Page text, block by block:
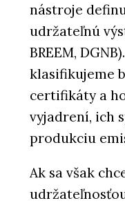
nástroje
udržateľnú
BREEM,
klasifikujeme
certifikáty a
vyjadrení, ich
produkciu
Ak sa však